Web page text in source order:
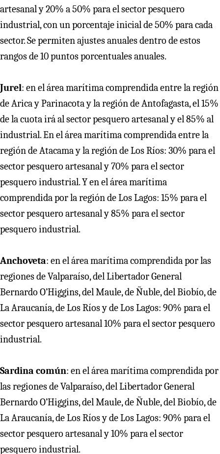
artesanal y 20% a 50% para el sector pesquero
industrial, con un porcentaje inicial de 50% para cada
sector. Se permiten ajustes anuales dentro de estos
rangos de 10 puntos porcentuales anuales.
Jurel: en el área marítima comprendida entre la región
de Arica y Parinacota y la región de Antofagasta, el 15%
de la cuota irá al sector pesquero artesanal y el 85% al
industrial. En el área marítima comprendida entre la
región de Atacama y la región de Los Ríos: 30% para el
sector pesquero artesanal y 70% para el sector
pesquero industrial. Y en el área marítima
comprendida por la región de Los Lagos: 15% para el
sector pesquero artesanal y 85% para el sector
pesquero industrial.
Anchoveta: en el área marítima comprendida por las
regiones de Valparaíso, del Libertador General
Bernardo O’Higgins, del Maule, de Ñuble, del Biobío, de
La Araucanía, de Los Ríos y de Los Lagos: 90% para el
sector pesquero artesanal 10% para el sector pesquero
industrial.
Sardina común: en el área marítima comprendida por
las regiones de Valparaíso, del Libertador General
Bernardo O’Higgins, del Maule, de Ñuble, del Biobío, de
La Araucanía, de Los Ríos y de Los Lagos: 90% para el
sector pesquero artesanal y 10% para el sector
pesquero industrial.